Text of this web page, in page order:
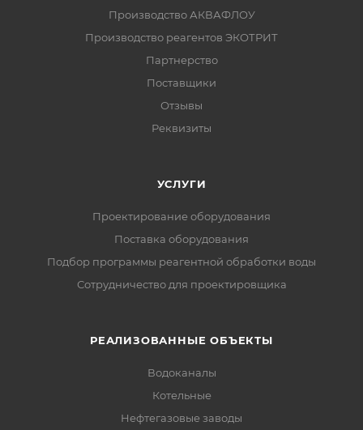
Производство АКВАФЛОУ
Производство реагентов ЭКОТРИТ
Партнерство
Поставщики
Отзывы
Реквизиты
УСЛУГИ
Проектирование оборудования
Поставка оборудования
Подбор программы реагентной обработки воды
Сотрудничество для проектировщика
РЕАЛИЗОВАННЫЕ ОБЪЕКТЫ
Водоканалы
Котельные
Нефтегазовые заводы